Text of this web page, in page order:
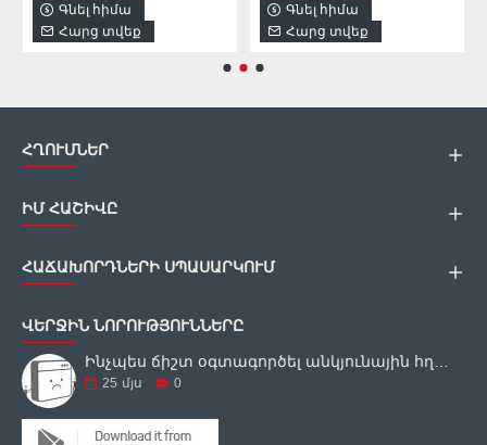
Գնել հիմա
Հարց տվեք
Գնել հիմա
Հարց տվեք
ՀՂՈՒՄՆԵՐ
ԻՄ ՀԱՇԻՎԸ
ՀԱՃԱԽՈՐԴՆԵՐԻ ՍՊԱՍԱՐԿՈՒՄ
ՎԵՐՋԻՆ ՆՈՐՈՒԹՅՈՒՆՆԵՐԸ
25 մյս 0